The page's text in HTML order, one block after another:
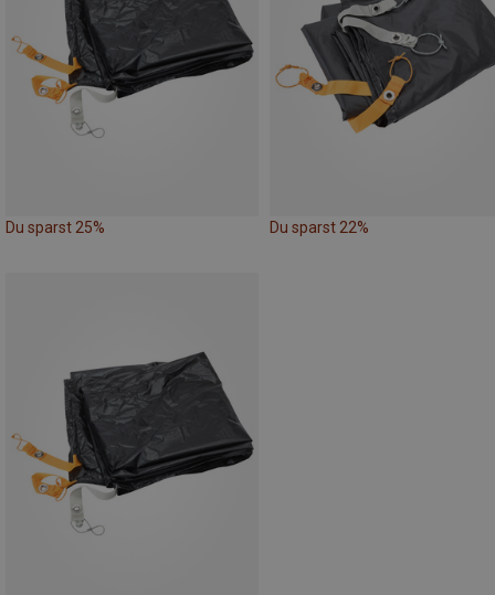
Du sparst 25% Du sparst 22%